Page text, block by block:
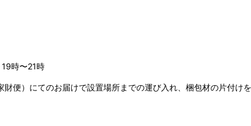
時〜21時
便）にてのお届けで設置場所までの運び入れ、梱包材の片付けを